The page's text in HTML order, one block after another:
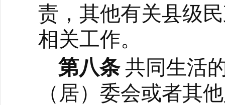
责，其他有关县级
相关工作。
第八条 共同生活
（居） 委会或者其